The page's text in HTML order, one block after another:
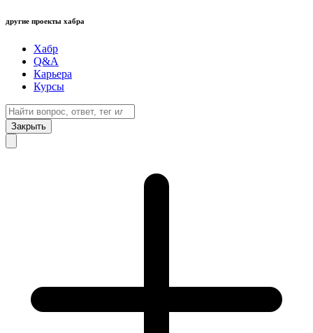
другие проекты хабра
Хабр
Q&A
Карьера
Курсы
Закрыть